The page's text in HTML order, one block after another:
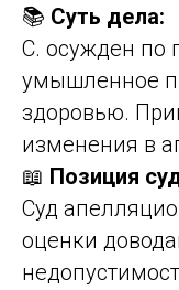
📚 Суть дела:
С. осужден по
умышленное
здоровью.
изменения в
📖 Позиция
Суд
оценки